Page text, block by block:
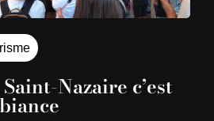
Nazaire c’est